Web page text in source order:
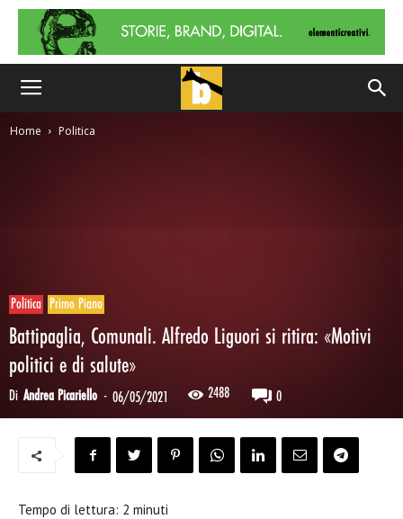
Home Politica
Politica Primo Piano
Battipaglia, Comunali. Alfredo Liguori si ritira: «Motivi
politici e di salute»
Di Andrea Picariello - 06/05/2021 2488 0
Tempo di lettura: 2 minuti